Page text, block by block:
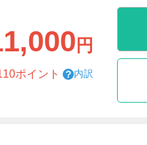
円
ポイント 内訳